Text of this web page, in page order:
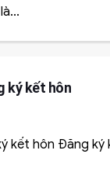
ký kết hôn
kết hôn Đăng ký